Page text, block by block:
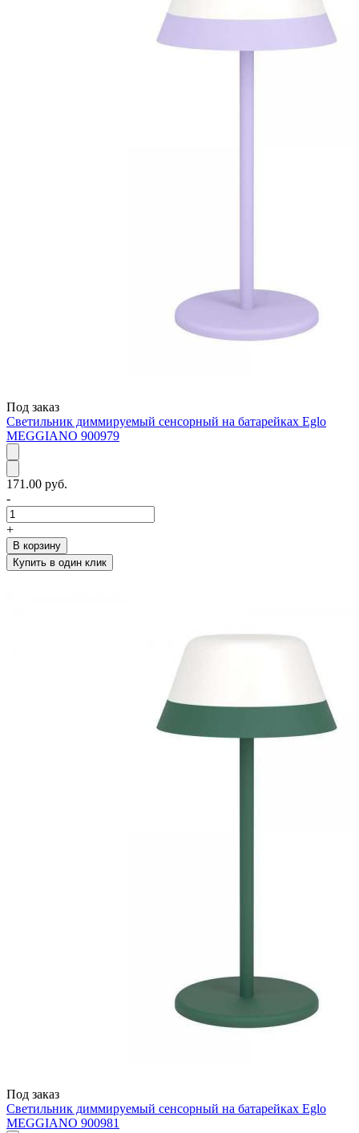
Под заказ
Светильник диммируемый сенсорный на батарейках Eglo
MEGGIANO 900979
171.00 руб.
-
+
В корзину
Купить в один клик
Под заказ
Светильник диммируемый сенсорный на батарейках Eglo
MEGGIANO 900981